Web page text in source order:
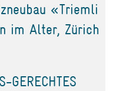
«Triemli
im Alter, Zürich
GERECHTES